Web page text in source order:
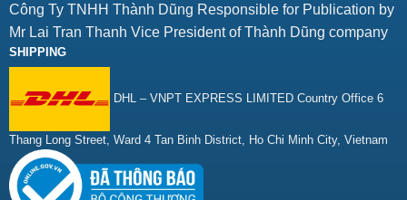
Công Ty TNHH Thành Dũng Responsible for Publication by
Mr Lai Tran Thanh Vice President of Thành Dũng company
SHIPPING
DHL – VNPT EXPRESS LIMITED Country Office 6
Thang Long Street, Ward 4 Tan Binh District, Ho Chi Minh City, Vietnam